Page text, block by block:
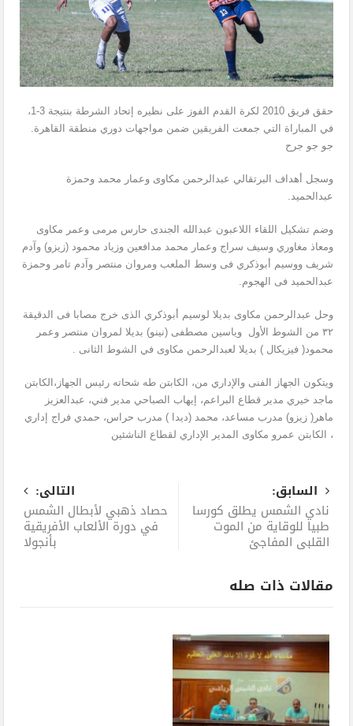
حقق فريق 2010 لكرة القدم الفوز على نظيره إتحاد الشرطة بنتيجة 3-1،
في المباراة التي جمعت الفريقين ضمن مواجهات دوري منطقة القاهرة.
جو جو جرح
وسجل أهداف البرتقالي عبدالرحمن مكاوى وعمار محمد وحمزة
عبدالحميد.
وضم تشكيل اللقاء اللاعبون عبدالله الجندى حارس مرمى وعمر مكاوى
ومعاذ مغاوري وسيف سراج وعمار محمد مدافعين وزياد محمود (زيزو) وآدم
شريف ووسيم أبوذكري فى وسط الملعب ومروان منتصر وآدم تامر وحمزة
عبدالحميد فى الهجوم.
وحل عبدالرحمن مكاوى بديلا لوسيم أبوذكري الذى خرج مصابا فى الدقيقة
٣٢ من الشوط الأول وياسين مصطفى (نينو) بديلا لمروان منتصر وعمر
محمود( فيزيكال ) بديلا لعبدالرحمن مكاوى في الشوط الثانى .
ويتكون الجهاز الفنى والإداري من، الكابتن طه شحاته رئيس الجهاز،الكابتن
ماجد خيري مدير قطاع البراعم، إيهاب الصباحي مدير فني، عبدالعزيز
ماهر( زيزو) مدرب مساعد، محمد (ديدا ) مدرب حراس، حمدي فراج إداري
، الكابتن عمرو مكاوى المدير الإداري لقطاع الناشئين
السابق:
نادي الشمس يطلق كورسا
طبيا للوقاية من الموت
القلبي المفاجئ
التالى:
حصاد ذهبي لأبطال الشمس
في دورة الألعاب الأفريقية
بأنجولا
مقالات ذات صله